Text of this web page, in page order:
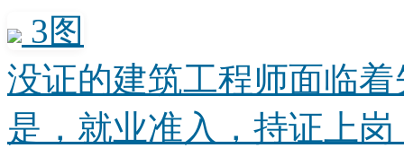
3图
没证的建筑工程师面临
是，就业准入，持证上岗